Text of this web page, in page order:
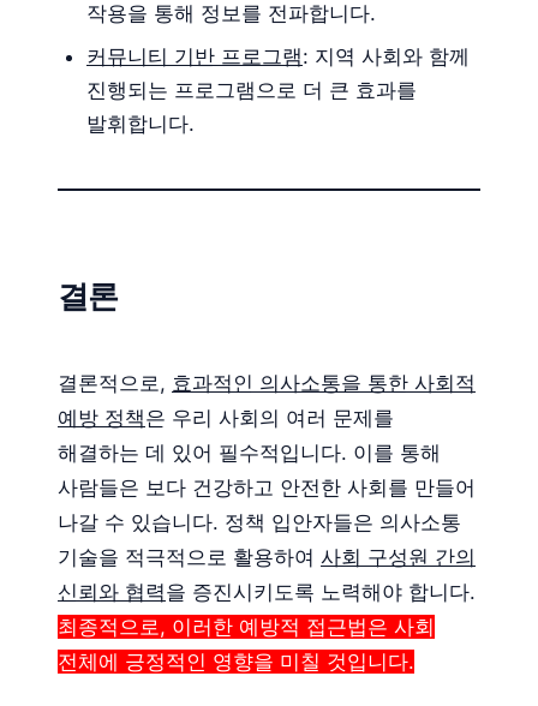
작용을 통해 정보를 전파합니다.
커뮤니티 기반 프로그램: 지역 사회와 함께
진행되는 프로그램으로 더 큰 효과를
발휘합니다.
결론
결론적으로, 효과적인 의사소통을 통한 사회적
예방 정책은 우리 사회의 여러 문제를
해결하는 데 있어 필수적입니다. 이를 통해
사람들은 보다 건강하고 안전한 사회를 만들어
나갈 수 있습니다. 정책 입안자들은 의사소통
기술을 적극적으로 활용하여 사회 구성원 간의
신뢰와 협력을 증진시키도록 노력해야 합니다.
최종적으로, 이러한 예방적 접근법은 사회
전체에 긍정적인 영향을 미칠 것입니다.